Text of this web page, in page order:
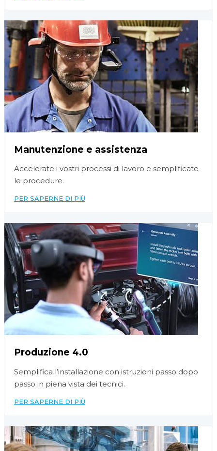
Manutenzione e assistenza
Accelerate i vostri processi di lavoro e semplificate
le procedure.
PER SAPERNE DI PIÙ
Produzione 4.0
Semplifica l’installazione con istruzioni passo dopo
passo in piena vista dei tecnici.
PER SAPERNE DI PIÙ